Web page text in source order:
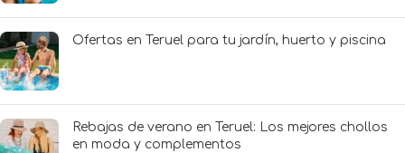
Ofertas en Teruel para tu jardín, huerto y piscina
Rebajas de verano en Teruel: Los mejores chollos
en moda y complementos